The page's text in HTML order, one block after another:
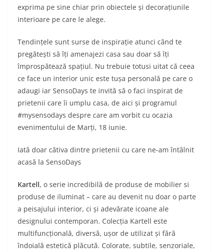
exprima pe sine chiar prin obiectele și decorațiunile
interioare pe care le alege.
Tendințele sunt surse de inspirație atunci când te
pregătești să îți amenajezi casa sau doar să îți
împrospătează spațiul. Nu trebuie totusi uitat că ceea
ce face un interior unic este tușa personală pe care o
adaugi iar SensoDays te invită să o faci inspirat de
prietenii care îi umplu casa, de aici și programul
#mysensodays despre care am vorbit cu ocazia
evenimentului de Marți, 18 iunie.
Iată doar câtiva dintre prietenii cu care ne-am întâlnit
acasă la SensoDays
Kartell, o serie incredibilă de produse de mobilier si
produse de iluminat – care au devenit nu doar o parte
a peisajului interior, ci și adevărate icoane ale
designului contemporan. Colecția Kartell este
multifuncțională, diversă, ușor de utilizat și fără
îndoială estetică plăcută. Colorate, subtile, senzoriale,